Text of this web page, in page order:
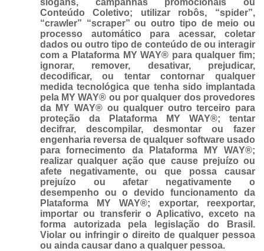
slogans, campanhas promocionais ou
Conteúdo Coletivo; utilizar robôs, “spider”,
“crawler” “scraper” ou outro tipo de meio ou
processo automático para acessar, coletar
dados ou outro tipo de conteúdo de ou interagir
com a Plataforma MY WAY® para qualquer fim;
ignorar, remover, desativar, prejudicar,
decodificar, ou tentar contornar qualquer
medida tecnológica que tenha sido implantada
pela MY WAY® ou por qualquer dos provedores
da MY WAY® ou qualquer outro terceiro para
proteção da Plataforma MY WAY®; tentar
decifrar, descompilar, desmontar ou fazer
engenharia reversa de qualquer software usado
para fornecimento da Plataforma MY WAY®;
realizar qualquer ação que cause prejuízo ou
afete negativamente, ou que possa causar
prejuízo ou afetar negativamente o
desempenho ou o devido funcionamento da
Plataforma MY WAY®; exportar, reexportar,
importar ou transferir o Aplicativo, exceto na
forma autorizada pela legislação do Brasil.
Violar ou infringir o direito de qualquer pessoa
ou ainda causar dano a qualquer pessoa.